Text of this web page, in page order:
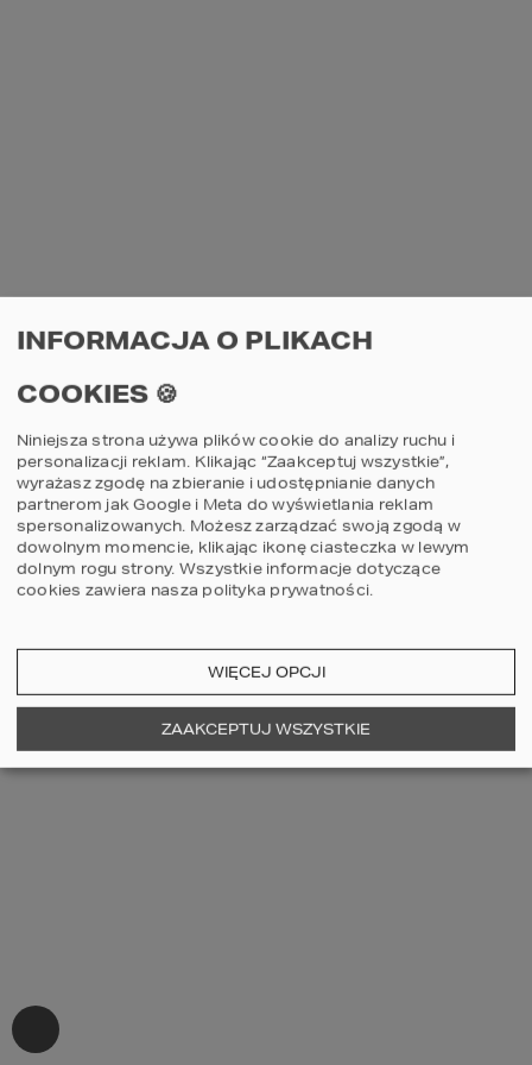
AN UNEXPECTED ERROR HAS OCCURRED
INFORMACJA O PLIKACH
COOKIES 🍪
Niniejsza strona używa plików cookie do analizy ruchu i
personalizacji reklam. Klikając “Zaakceptuj wszystkie”,
wyrażasz zgodę na zbieranie i udostępnianie danych
partnerom jak Google i Meta do wyświetlania reklam
spersonalizowanych. Możesz zarządzać swoją zgodą w
dowolnym momencie, klikając ikonę ciasteczka w lewym
dolnym rogu strony. Wszystkie informacje dotyczące
cookies zawiera nasza polityka prywatności.
WIĘCEJ OPCJI
ZAAKCEPTUJ WSZYSTKIE